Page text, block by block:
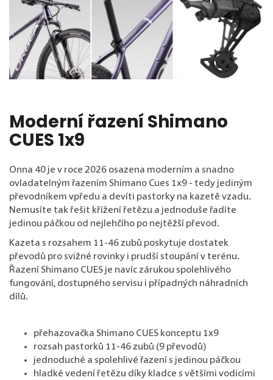
Moderní řazení Shimano
CUES 1x9
Onna 40 je v roce 2026 osazena moderním a snadno
ovladatelným řazením Shimano Cues 1x9 - tedy jediným
převodníkem vpředu a devíti pastorky na kazetě vzadu.
Nemusíte tak řešit křížení řetězu a jednoduše řadíte
jedinou páčkou od nejlehčího po nejtěžší převod.
Kazeta s rozsahem 11-46 zubů poskytuje dostatek
převodů pro svižné rovinky i prudší stoupání v terénu.
Řazení Shimano CUES je navíc zárukou spolehlivého
fungování, dostupného servisu i případných náhradních
dílů.
přehazovačka Shimano CUES konceptu 1x9
rozsah pastorků 11-46 zubů (9 převodů)
jednoduché a spolehlivé řazení s jedinou páčkou
hladké vedení řetězu díky kladce s většími vodicími